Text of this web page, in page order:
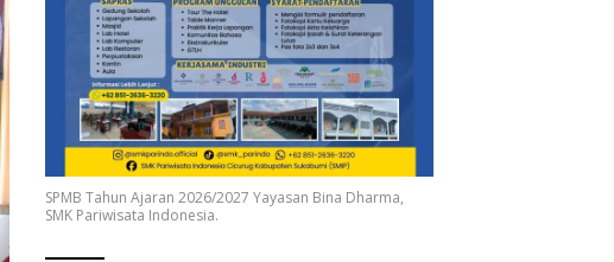
SPMB Tahun Ajaran 2026/2027 Yayasan Bina Dharma,
SMK Pariwisata Indonesia.